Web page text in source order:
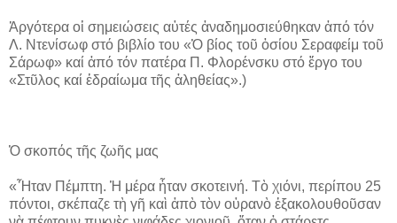
Ἀργότερα οἱ σημειώσεις αὐτές ἀναδημοσιεύθηκαν ἀπό τόν
Λ. Ντενίσωφ στό βιβλίο του «Ὁ βίος τοῦ ὁσίου Σεραφείμ τοῦ
Σάρωφ» καί ἀπό τόν πατέρα Π. Φλορένσκυ στό ἔργο του
«Στῦλος καί ἑδραίωμα τῆς ἀληθείας».)
Ὁ σκοπός τῆς ζωῆς μας
«Ἦταν Πέμπτη. Ἡ μέρα ἦταν σκοτεινή. Τὸ χιόνι, περίπου 25
πόντοι, σκέπαζε τὴ γῆ καὶ ἀπὸ τὸν οὐρανὸ ἐξακολουθοῦσαν